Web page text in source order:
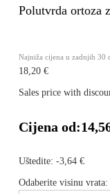
Polutvrda ortoza
Najniža cijena u zadnjih 30
18,20 €
Sales price with
Cijena od:
Uštedite: -3,64 €
Odaberite visinu vrata: